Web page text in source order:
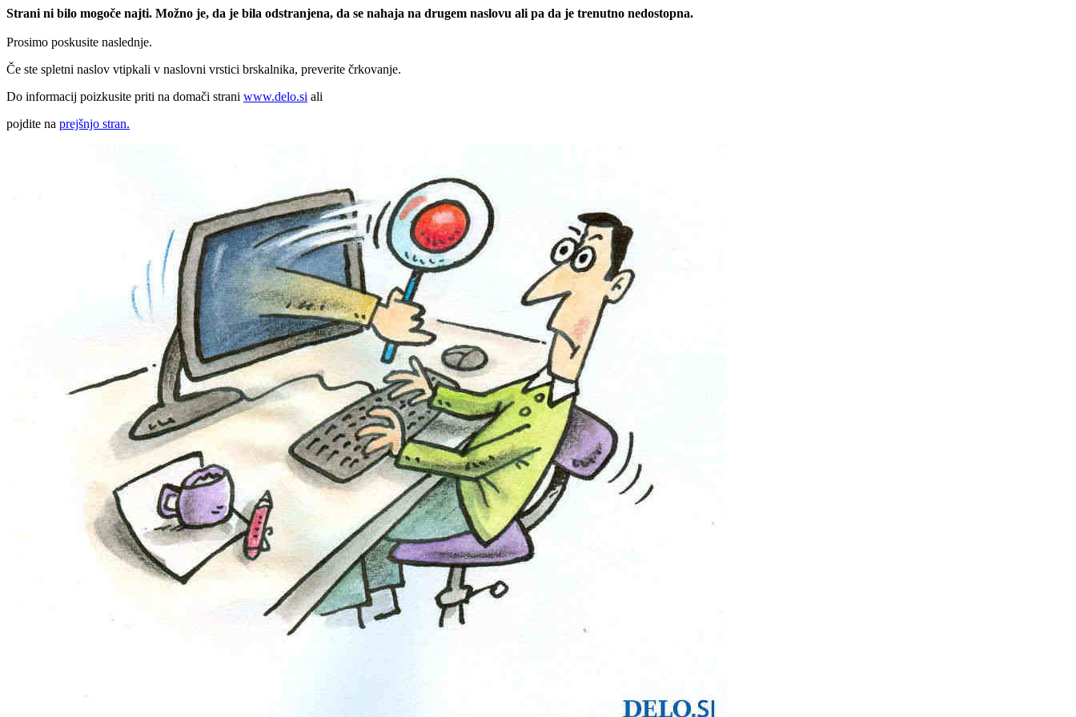
Strani ni bilo mogoče najti. Možno je, da je bila odstranjena, da se nahaja na drugem naslovu ali pa da je trenutno nedostopna.
Prosimo poskusite naslednje.
Če ste spletni naslov vtipkali v naslovni vrstici brskalnika, preverite črkovanje.
Do informacij poizkusite priti na domači strani www.delo.si ali
pojdite na prejšnjo stran.